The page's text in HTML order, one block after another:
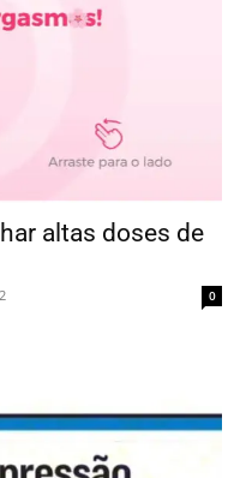
altas doses de
0